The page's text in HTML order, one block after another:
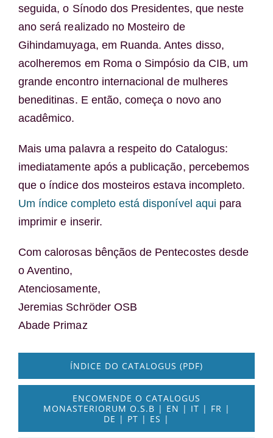
seguida, o Sínodo dos Presidentes, que neste
ano será realizado no Mosteiro de
Gihindamuyaga, em Ruanda. Antes disso,
acolheremos em Roma o Simpósio da CIB, um
grande encontro internacional de mulheres
beneditinas. E então, começa o novo ano
acadêmico.
Mais uma palavra a respeito do Catalogus:
imediatamente após a publicação, percebemos
que o índice dos mosteiros estava incompleto.
Um índice completo está disponível aqui para
imprimir e inserir.
Com calorosas bênçãos de Pentecostes desde
o Aventino,
Atenciosamente,
Jeremias Schröder OSB
Abade Primaz
ÍNDICE DO CATALOGUS (PDF)
ENCOMENDE O CATALOGUS
MONASTERIORUM O.S.B | EN | IT | FR |
DE | PT | ES |